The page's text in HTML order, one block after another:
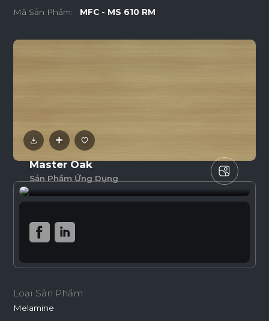
Mã Sản Phẩm: MFC - MS 610 RM
Master Oak
Sản Phẩm Ứng Dụng
Loại Sản Phẩm:
Melamine